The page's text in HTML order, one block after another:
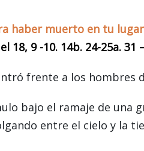
haber muerto en tu
9 -10. 14b. 24-25a. 31
frente a los hombres
bajo el ramaje de una
entre el cielo y la